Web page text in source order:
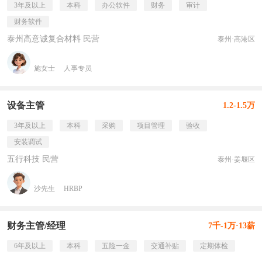
3年及以上 本科 办公软件 财务
审计
财务软件
泰州高意诚复合材料 民营 泰州·高港区
施女士 人事专员
设备主管 1.2-1.5万
3年及以上 本科 采购 项目管理
验收
安装调试
五行科技 民营 泰州·姜堰区
沙先生 HRBP
财务主管/经理 7千-1万·13薪
6年及以上 本科 五险一金 交通补贴
定期体检